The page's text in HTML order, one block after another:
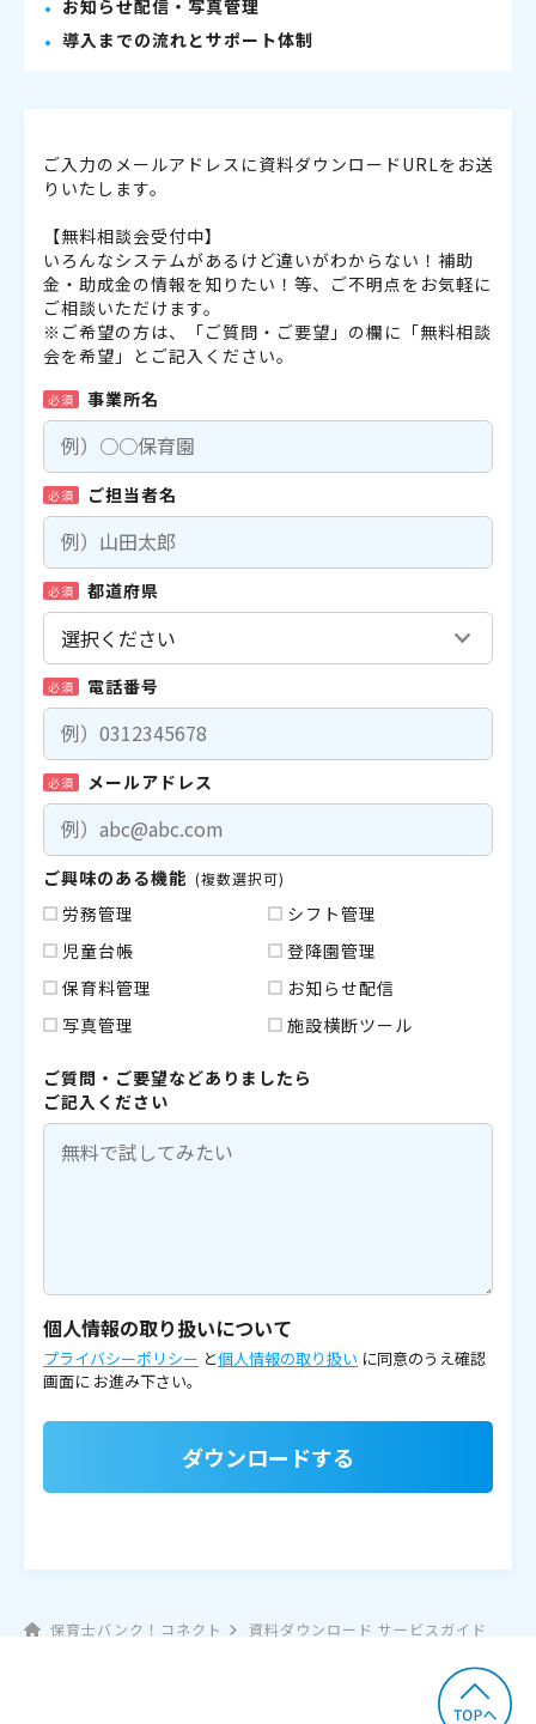
お知らせ配信・写真管理
導入までの流れとサポート体制
ご入力のメールアドレスに資料ダウンロードURLをお送
りいたします。
【無料相談会受付中】
いろんなシステムがあるけど違いがわからない！補助
金・助成金の情報を知りたい！等、ご不明点をお気軽に
ご相談いただけます。
※ご希望の方は、「ご質問・ご要望」の欄に「無料相談
会を希望」とご記入ください。
必須 事業所名
必須 ご担当者名
必須 都道府県
必須 電話番号
必須 メールアドレス
ご興味のある機能 (複数選択可)
労務管理
シフト管理
児童台帳
登降園管理
保育料管理
お知らせ配信
写真管理
施設横断ツール
ご質問・ご要望などありましたら
ご記入ください
個人情報の取り扱いについて
プライバシーポリシー と個人情報の取り扱い に同意のうえ確認
画面に お進み下さい。
ダウンロードする
保育士バンク！コネクト 資料ダウンロード サービスガイド